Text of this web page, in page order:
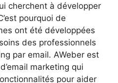
cherchent à développer
pourquoi de
ont été développées
des professionnels
par email. AWeber est
marketing qui
pour aider